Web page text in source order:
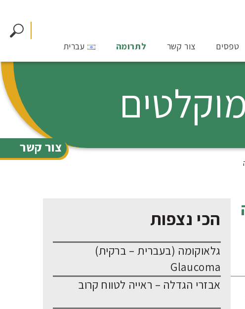
צור קשר
טפסים צור קשר לתרומה עברית
הכי נצפות
גלאוקומה (בעברית – ברקית)
Glaucoma
אבזרי הגדלה – ראייה לטווח קרוב